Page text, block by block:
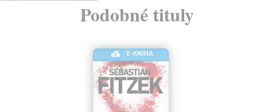
Podobné tituly
E-KNIHA